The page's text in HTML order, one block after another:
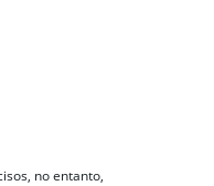
no entanto,